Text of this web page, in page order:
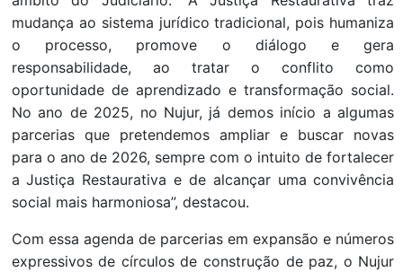
mudança ao sistema jurídico tradicional, pois humaniza
o processo, promove o diálogo e gera
responsabilidade, ao tratar o conflito como
oportunidade de aprendizado e transformação social.
No ano de 2025, no Nujur, já demos início a algumas
parcerias que pretendemos ampliar e buscar novas
para o ano de 2026, sempre com o intuito de fortalecer
a Justiça Restaurativa e de alcançar uma convivência
social mais harmoniosa”, destacou.
Com essa agenda de parcerias em expansão e números
expressivos de círculos de construção de paz, o Nujur